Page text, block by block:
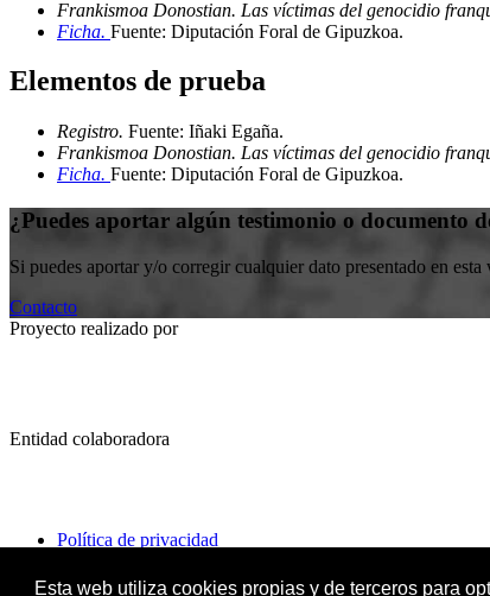
Esta web utiliza cookies propias y de terceros para
Frankismoa Donostian. Las víctimas del genocidio
Ficha. Fuente: Diputación Foral de Gipuzkoa.
Elementos de prueba
Registro. Fuente: Iñaki Egaña.
Frankismoa Donostian. Las víctimas del genocidio
Ficha. Fuente: Diputación Foral de Gipuzkoa.
¿Puedes aportar algún testimonio o documento
Si puedes aportar y/o corregir cualquier dato presentado en
Contacto
Proyecto realizado por
Entidad colaboradora
Política de privacidad